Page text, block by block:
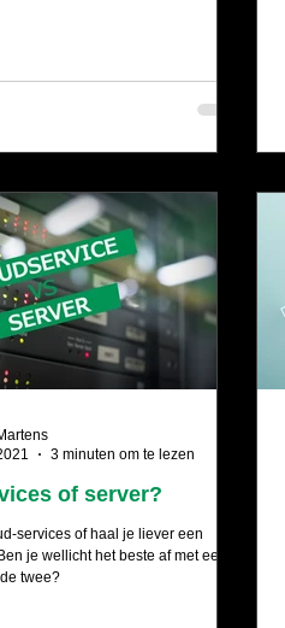
of server?
services of haal je liever een
je wellicht het beste af met een
twee?
3 minuten om te lezen